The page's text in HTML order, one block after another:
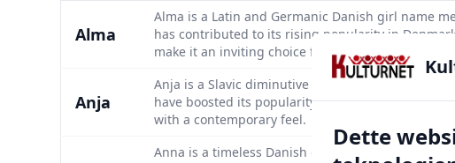
Alma
Alma is a Latin and Germanic Danish girl name
has contributed to its rising popularity in
make it an inviting choice for contemporary
Anja
Anja is a Slavic diminutive of Anna, meaning
have boosted its popularity. Anja offers a
with a contemporary feel.
Anna is a timeless Danish girl name of Hebrew
Dette